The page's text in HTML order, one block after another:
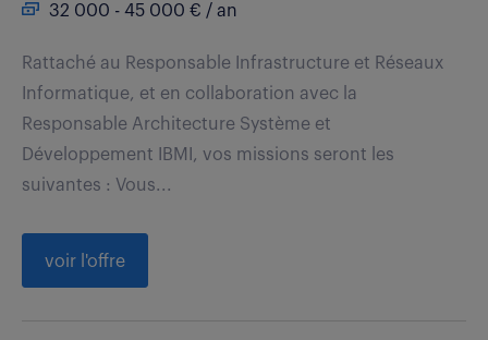
32 000 - 45 000 € / an
Rattaché au Responsable Infrastructure et Réseaux
Informatique, et en collaboration avec la
Responsable Architecture Système et
Développement IBMI, vos missions seront les
suivantes : Vous...
voir l'offre